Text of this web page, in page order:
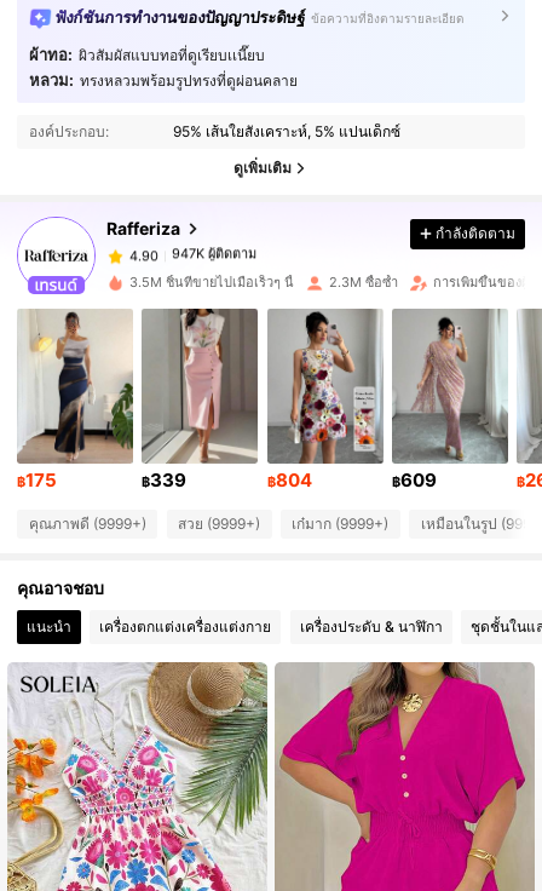
ฟังก์ชันการทำงานของปัญญาประดิษฐ์ ข้อความที่อิงตามรายละเอียด
ผ้าทอ: ผิวสัมผัสแบบทอที่ดูเรียบเเนี๊ยบ
หลวม: ทรงหลวมพร้อมรูปทรงที่ดูผ่อนคลาย
องค์ประกอบ: 95% เส้นใยสังเคราะห์, 5% แปนเด็กซ์
ดูเพิ่มเติม
Rafferiza
4.90 947K ผู้ติดตาม
947K ผู้ติดตาม
4.90
947K ผู้ติดตาม
p***1 จ่าย1 วันที่ผ่านมา
4.90 947K ผู้ติดตาม
4.90 947K ผู้ติดตาม
4.90 947K ผู้ติดตาม
947K ผู้ติดตาม
4.90 947K ผู้ติดตาม
4.90 947K ผู้ติดตาม
4.90 947K ผู้ติดตาม
กำลังติดตาม
3.5M ชิ้นที่ขายไปเมื่อเร็วๆ นี้ 2.3M ซื้อซ้ำ การเพิ่มขึ้นของผู้ติ
฿175 ฿339 ฿804 ฿609 ฿
คุณภาพดี (9999+) สวย (9999+) เก๋มาก (9999+) เหมือนในรูป
คุณอาจชอบ
แนะนำ เครื่องตกแต่งเครื่องแต่งกาย เครื่องประดับ & นาฬิกา ชุดชั้นในแ